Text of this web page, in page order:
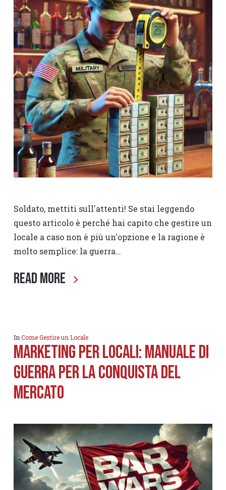
Soldato, mettiti sull'attenti! Se stai leggendo
questo articolo è perché hai capito che gestire un
locale a caso non è più un'opzione e la ragione è
molto semplice: la guerra…
Read More
InCome Gestire un Locale
Marketing per Locali: Manuale di
Guerra per la Conquista del
Mercato